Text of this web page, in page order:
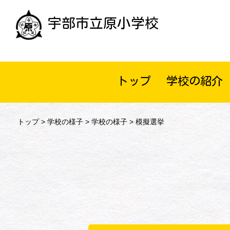
宇部市立原小学校
トップ 学校の紹介
トップ> 学校の様子> 学校の様子> 模擬選挙